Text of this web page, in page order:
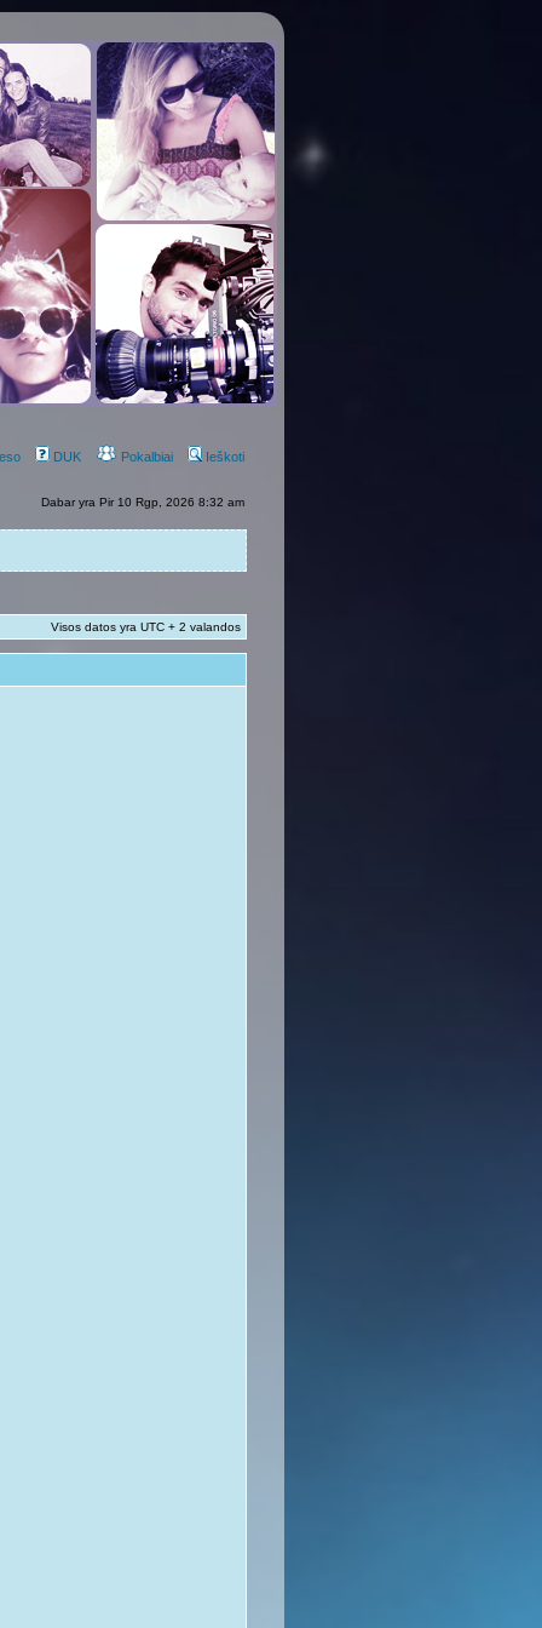
DUK Pokalbiai Ieškoti
Dabar yra Pir 10 Rgp, 2026 8:32 am
Visos datos yra UTC + 2 valandos